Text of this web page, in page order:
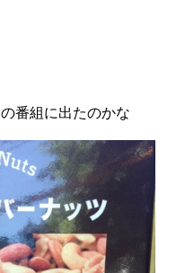
番組に出たのかな